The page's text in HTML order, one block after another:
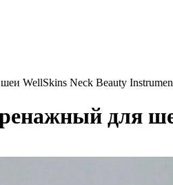
WellSkins Neck Beauty
для